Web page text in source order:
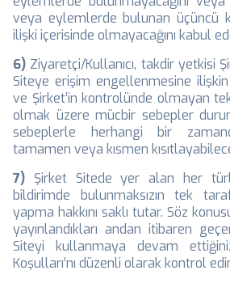
veya eylemlerde bulunan üçüncü
ilişki içerisinde olmayacağını kabul
6) Ziyaretçi/Kullanıcı, takdir yetkisi
Siteye erişim engellenmesine
ve Şirket’in kontrolünde olmayan
olmak üzere mücbir sebepler
sebeplerle herhangi bir
tamamen veya kısmen
7) Şirket Sitede yer alan her
bildirimde bulunmaksızın tek
yapma hakkını saklı tutar. Söz
yayınlandıkları andan itibaren
Siteyi kullanmaya devam
Koşulları’nı düzenli olarak kontrol